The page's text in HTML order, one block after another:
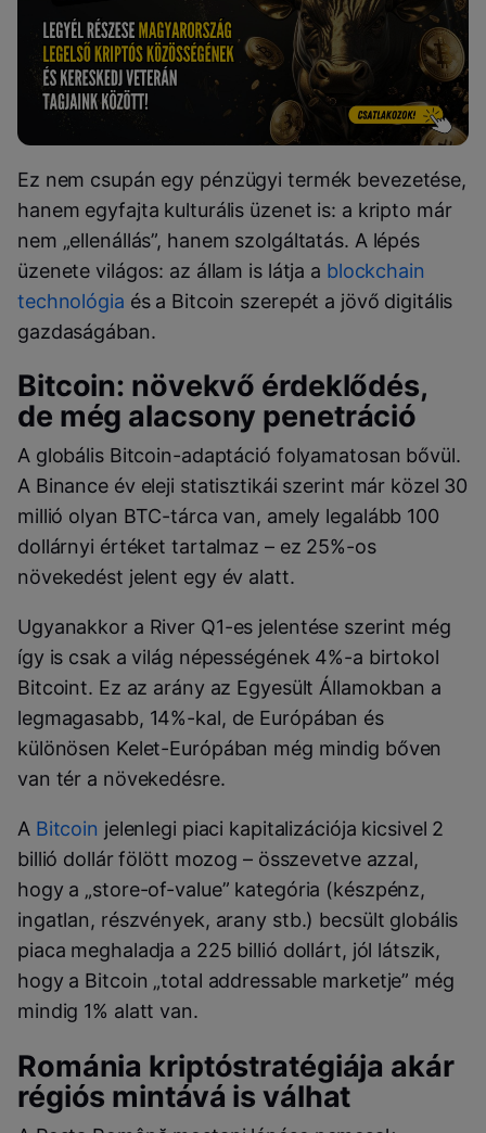
Ez nem csupán egy pénzügyi termék bevezetése,
hanem egyfajta kulturális üzenet is: a kripto már
nem „ellenállás”, hanem szolgáltatás. A lépés
üzenete világos: az állam is látja a blockchain
technológia és a Bitcoin szerepét a jövő digitális
gazdaságában.
Bitcoin: növekvő érdeklődés,
de még alacsony penetráció
A globális Bitcoin-adaptáció folyamatosan bővül.
A Binance év eleji statisztikái szerint már közel 30
millió olyan BTC-tárca van, amely legalább 100
dollárnyi értéket tartalmaz – ez 25%-os
növekedést jelent egy év alatt.
Ugyanakkor a River Q1-es jelentése szerint még
így is csak a világ népességének 4%-a birtokol
Bitcoint. Ez az arány az Egyesült Államokban a
legmagasabb, 14%-kal, de Európában és
különösen Kelet-Európában még mindig bőven
van tér a növekedésre.
A Bitcoin jelenlegi piaci kapitalizációja kicsivel 2
billió dollár fölött mozog – összevetve azzal,
hogy a „store-of-value” kategória (készpénz,
ingatlan, részvények, arany stb.) becsült globális
piaca meghaladja a 225 billió dollárt, jól látszik,
hogy a Bitcoin „total addressable marketje” még
mindig 1% alatt van.
Románia kriptóstratégiája akár
régiós mintává is válhat